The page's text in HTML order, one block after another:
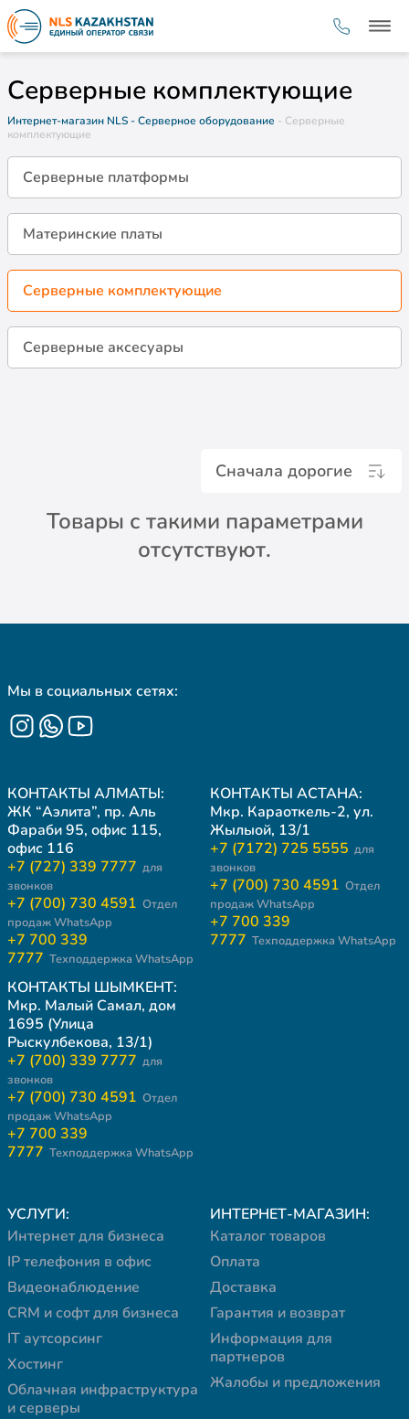
Серверные комплектующие
Интернет-магазин NLS- Серверное оборудование - Серверные
комплектующие
Серверные платформы
Материнские платы
Серверные комплектующие
Серверные аксесуары
Сначала дорогие
Товары с такими параметрами
отсутствуют.
Мы в социальных сетях:
КОНТАКТЫ АЛМАТЫ:
ЖК “Аэлита”, пр. Аль
Фараби 95, офис 115,
офис 116
+7 (727) 339 7777 для
звонков
+7 (700) 730 4591 Отдел
продаж WhatsApp
+7 700 339
7777 Техподдержка WhatsApp
КОНТАКТЫ АСТАНА:
Мкр. Караоткель-2, ул.
Жылыой, 13/1
+7 (7172) 725 5555 для
звонков
+7 (700) 730 4591 Отдел
продаж WhatsApp
+7 700 339
7777 Техподдержка WhatsApp
КОНТАКТЫ ШЫМКЕНТ:
Мкр. Малый Самал, дом
1695 (Улица
Рыскулбекова, 13/1)
+7 (700) 339 7777 для
звонков
+7 (700) 730 4591 Отдел
продаж WhatsApp
+7 700 339
7777 Техподдержка WhatsApp
УСЛУГИ:
Интернет для бизнеса
IP телефония в офис
Видеонаблюдение
CRM и софт для бизнеса
IT аутсорсинг
Хостинг
Облачная инфраструктура
и серверы
ИНТЕРНЕТ-МАГАЗИН:
Каталог товаров
Оплата
Доставка
Гарантия и возврат
Информация для
партнеров
Жалобы и предложения